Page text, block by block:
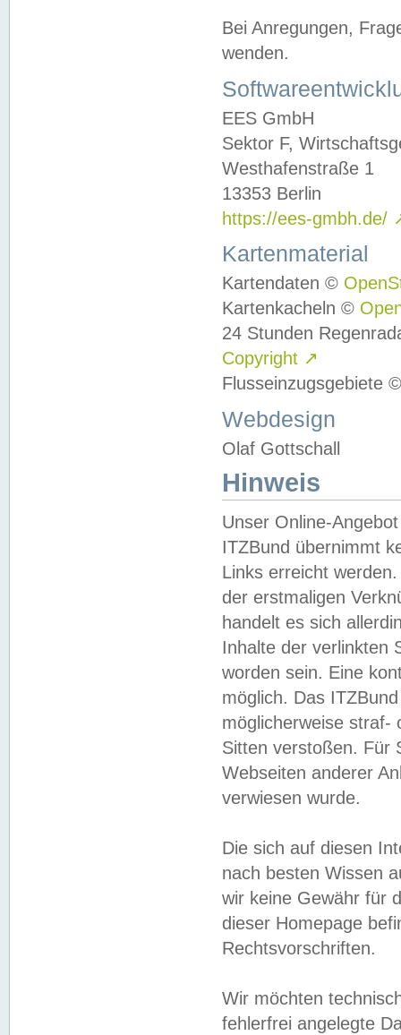
Bei Anregungen,
wenden.
EES GmbH
Sektor F,
Westhafenstraße 1
13353 Berlin
https://ees-gmbh.de/
Kartenmaterial
Kartendaten ©
Kartenkacheln ©
24 Stunden
Copyright ↗
Flusseinzugsgebiete
Webdesign
Olaf Gottschall
Hinweis
Unser Online-
ITZBund übernimmt
Links erreicht
der erstmaligen
handelt es sich
Inhalte der verlinkten
worden sein. Eine
möglich. Das
möglicherweise straf-
Sitten verstoßen. Für
Webseiten anderer
verwiesen wurde.
Die sich auf diesen
nach besten Wissen
wir keine Gewähr für
dieser Homepage
Rechtsvorschriften.
Wir möchten
fehlerfrei angelegte